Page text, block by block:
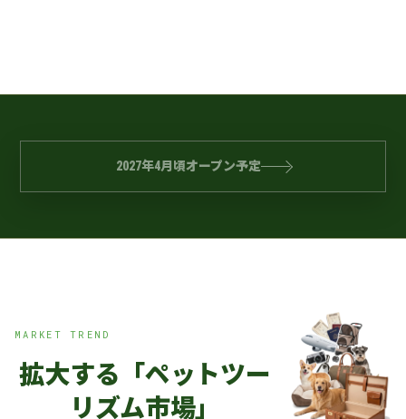
2027年4月頃オープン予定
MARKET TREND
拡大する「ペットツー
リズム市場」